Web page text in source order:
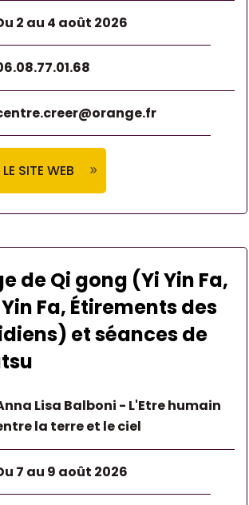
2 au 4 août 2026
SITE WEB
de Qi gong (Yi Yin Fa,
Fa, Étirements des
et séances de
Lisa Balboni - L'Etre humain
la terre et le ciel
7 au 9 août 2026